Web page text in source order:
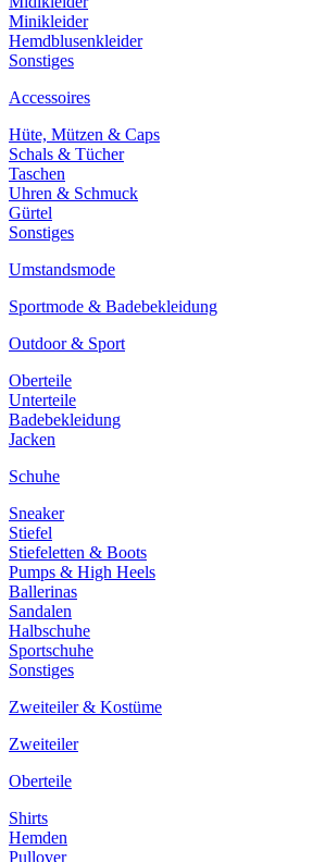
Minikleider
Hemdblusenkleider
Sonstiges
Accessoires
Hüte, Mützen & Caps
Schals & Tücher
Taschen
Uhren & Schmuck
Gürtel
Sonstiges
Umstandsmode
Sportmode & Badebekleidung
Outdoor & Sport
Oberteile
Unterteile
Badebekleidung
Jacken
Schuhe
Sneaker
Stiefel
Stiefeletten & Boots
Pumps & High Heels
Ballerinas
Sandalen
Halbschuhe
Sportschuhe
Sonstiges
Zweiteiler & Kostüme
Zweiteiler
Oberteile
Shirts
Hemden
Pullover